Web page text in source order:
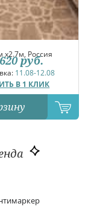
x2.7м, Россия
11.08-12.08
В 1 КЛИК
руб.